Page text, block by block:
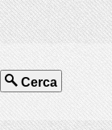
Cerca